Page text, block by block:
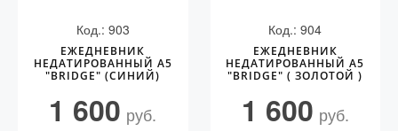
Код.: 903
ЕЖЕДНЕВНИК
НЕДАТИРОВАННЫЙ А5
"BRIDGE" (СИНИЙ)
1 600 руб.
Код.: 904
ЕЖЕДНЕВНИК
НЕДАТИРОВАННЫЙ А5
"BRIDGE" ( ЗОЛОТОЙ )
1 600 руб.